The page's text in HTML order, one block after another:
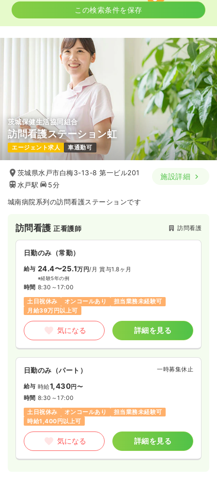
この検索条件を保存
茨城保健生活協同組合
訪問看護ステーション虹
エージェント求人 車通勤可
茨城県水戸市白梅3-13-8 第一ビル201
水戸駅
5分
施設詳細
城南病院系列の訪問看護ステーションです
訪問看護正看護師 訪問看護
日勤のみ（常勤）
給与 24.4〜25.1万円/月 賞与1.8ヶ月
※経験5年の例
時間 8:30～17:00
土日祝休み
オンコールあり
担当業務未経験可
月給39万円以上可
気になる 詳細を見る
日勤のみ（パート） 一時募集休止
給与 時給1,430円〜
時間 8:30～17:00
土日祝休み
オンコールあり
担当業務未経験可
時給1,400円以上可
気になる 詳細を見る